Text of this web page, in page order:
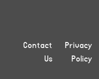
Privacy
Policy
Contact
Us